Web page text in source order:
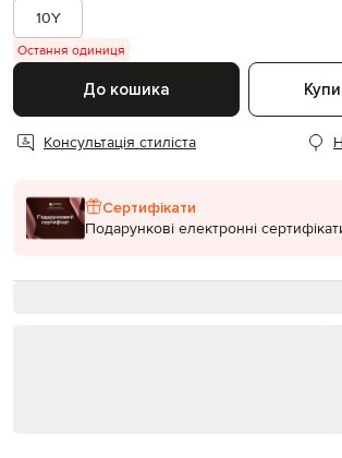
10Y
Остання одиниця
До кошика
Консультація стиліста
Сертифікати
Подарункові електронні